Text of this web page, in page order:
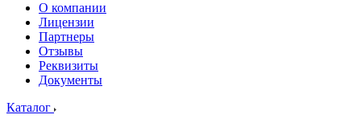
О компании
Лицензии
Партнеры
Отзывы
Реквизиты
Документы
Каталог